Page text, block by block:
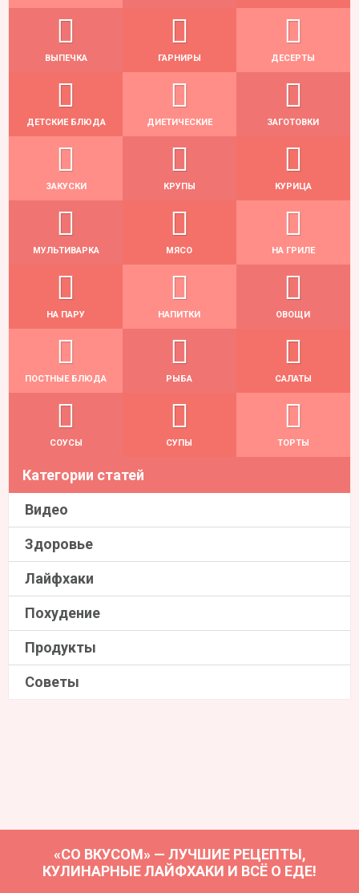
ВЫПЕЧКА ГАРНИРЫ ДЕСЕРТЫ
ДЕТСКИЕ БЛЮДА ДИЕТИЧЕСКИЕ ЗАГОТОВКИ
ЗАКУСКИ КРУПЫ КУРИЦА
МУЛЬТИВАРКА МЯСО НА ГРИЛЕ
НА ПАРУ НАПИТКИ ОВОЩИ
ПОСТНЫЕ БЛЮДА РЫБА САЛАТЫ
СОУСЫ СУПЫ ТОРТЫ
Категории статей
Видео
Здоровье
Лайфхаки
Похудение
Продукты
Советы
«СО ВКУСОМ» — ЛУЧШИЕ РЕЦЕПТЫ,
КУЛИНАРНЫЕ ЛАЙФХАКИ И ВСЁ О ЕДЕ!